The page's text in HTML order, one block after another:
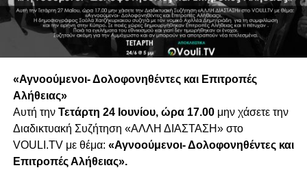
«Αγνοούμενοι- Δολοφονηθέντες και Επιτροπές
Αλήθειας»
Αυτή την Τετάρτη 24 Ιουνίου, ώρα 17.00μην χάσετε την
Διαδικτυακή Συζήτηση «ΑΛΛΗ ΔΙΑΣΤΑΣΗ» στο
VOULI.TV με θέμα: «Αγνοούμενοι- Δολοφονηθέντες και
Επιτροπές Αλήθειας».